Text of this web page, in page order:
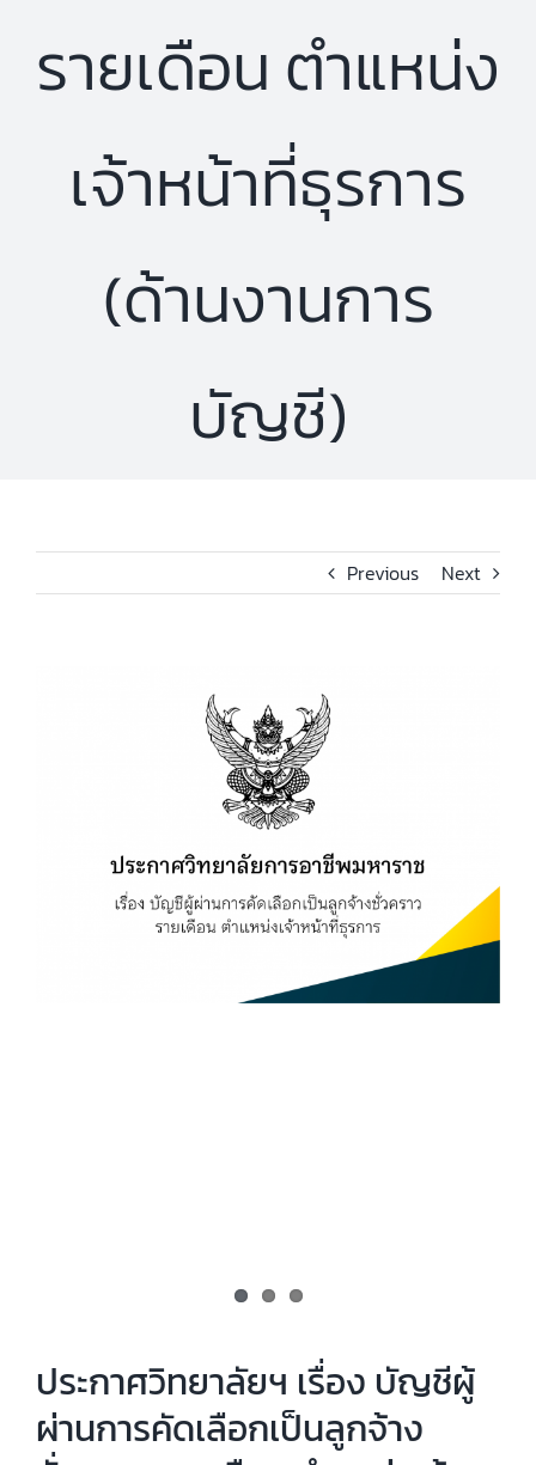
รายเดือน ตำแหน่ง
เจ้าหน้าที่ธุรการ
(ด้านงานการ
บัญชี)
Previous Next
ประกาศวิทยาลัยฯ เรื่อง บัญชีผู้
ผ่านการคัดเลือกเป็นลูกจ้าง